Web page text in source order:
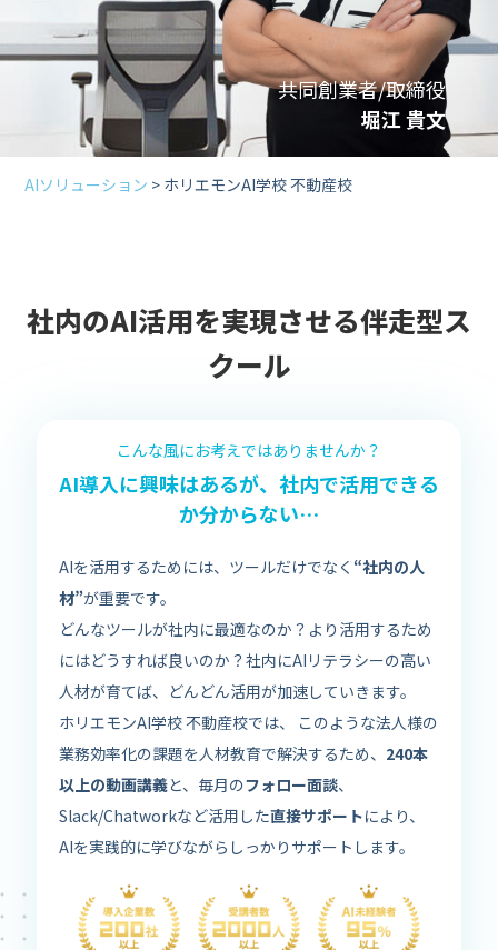
共同創業者/取締役
堀江 貴文
AIソリューション > ホリエモンAI学校 不動産校
社内のAI活用を実現させる伴走型ス
クール
こんな風にお考えではありませんか？
AI導入に興味はあるが、社内で活用できる
か分からない…
AIを活用するためには、ツールだけでなく “社内の人
材”が重要です。
どんなツールが社内に最適なのか？より活用するため
にはどうすれば良いのか？社内にAIリテラシーの高い
人材が育てば、どんどん活用が加速していきます。
ホリエモンAI学校 不動産校では、 このような法人様の
業務効率化の課題を人材教育で解決するため、 240本
以上の動画講義と、毎月のフォロー面談、
Slack/Chatworkなど活用した直接サポートにより、
AIを実践的に学びながらしっかりサポートします。